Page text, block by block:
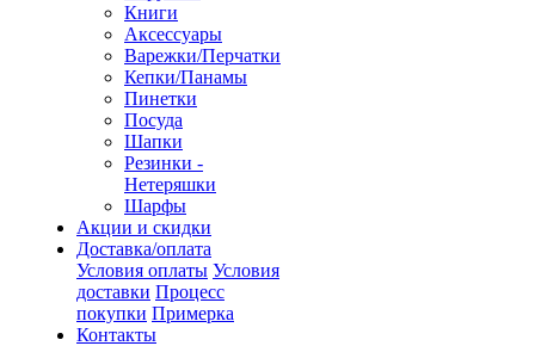
Книги
Аксессуары
Варежки/Перчатки
Кепки/Панамы
Пинетки
Посуда
Шапки
Резинки -
Нетеряшки
Шарфы
Акции и скидки
Доставка/оплата
Условия оплаты Условия
доставки Процесс
покупки Примерка
Контакты